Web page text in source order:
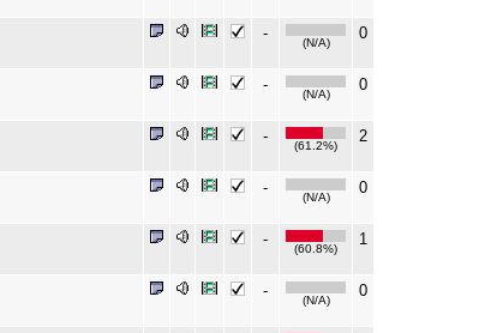
-
(N/A)
0
-
(N/A)
0
-
(61.2%)
2
-
(N/A)
0
-
(60.8%)
1
-
(N/A)
0